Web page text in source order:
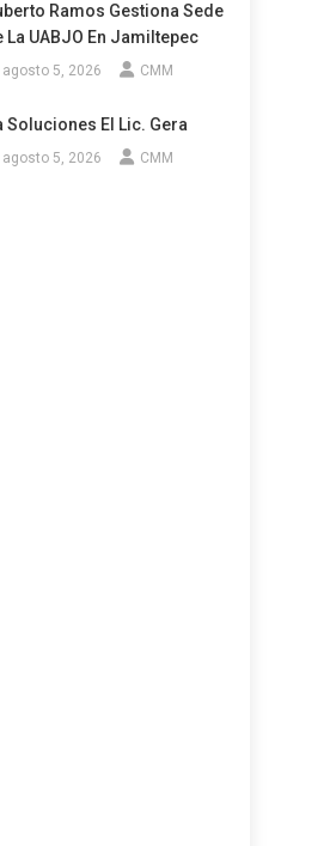
Ramos Gestiona Sede
La UABJO En Jamiltepec
agosto 5, 2026 CMM
Soluciones El Lic. Gera
agosto 5, 2026 CMM